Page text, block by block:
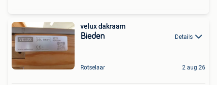
velux dakraam
Bieden Details
Rotselaar 2 aug 26